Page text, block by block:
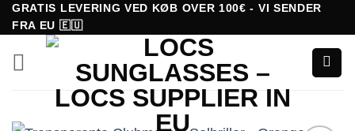
Fortsæt
til
indhold
GRATIS LEVERING VED KØB OVER 100€ - VI SENDER
FRA EU 🇪🇺